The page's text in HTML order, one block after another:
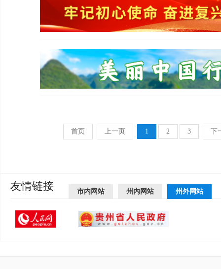
首页 上一页 1 2 3 下
友情链接 市内网站 州内网站 州外网站